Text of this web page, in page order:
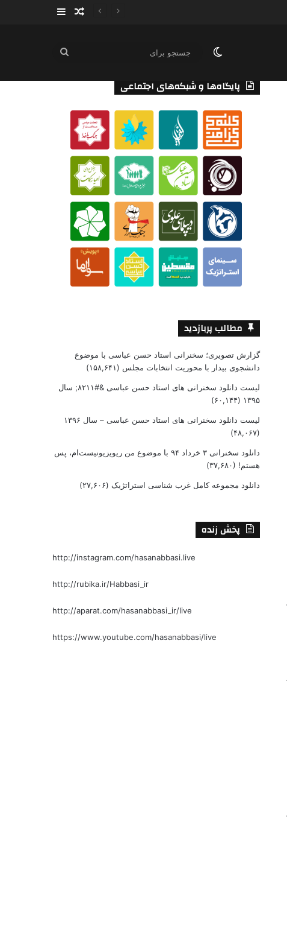
نوشته تصادفی
سایدبار
تغییر پوسته
جستجو
پایگاه‌ها و شبکه‌های اجتماعی
مطالب پربازدید
گزارش تصویری؛ سخنرانی استاد حسن عباسی با موضوع
دانشجوی بیدار با محوریت انتخابات مجلس (۱۵۸,۶۴۱)
لیست دانلود سخنرانی های استاد حسن عباسی &#۸۲۱۱; سال
۱۳۹۵ (۶۰,۱۴۴)
لیست دانلود سخنرانی های استاد حسن عباسی – سال ۱۳۹۶
(۴۸,۰۶۷)
دانلود سخنرانی ۳ خرداد ۹۴ با موضوع من ریویزیونیست‌ام، پس
هستم! (۳۷,۶۸۰)
دانلود مجموعه کامل غرب شناسی استراتژیک (۲۷,۶۰۶)
پخش زنده
http://instagram.com/hasanabbasi.live
http://rubika.ir/Habbasi_ir
http://aparat.com/hasanabbasi_ir/live
https://www.youtube.com/hasanabbasi/live